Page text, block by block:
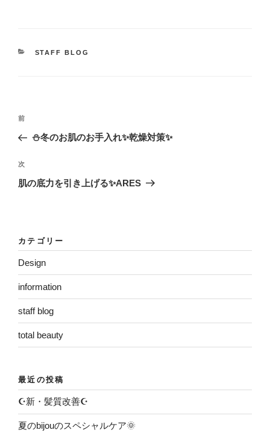
カ
STAFF BLOG
投
ビ
ゲ
ン
過
去
投
稿
前
⛄️冬のお肌のお手入れ✨乾燥対策✨
次
の
次
肌の底力を引き上げる✨ARES
カテゴリー
Design
information
staff blog
total beauty
最近の投稿
☪️新・髪質改善☪️
夏のbijouのスペシャルケア🌞